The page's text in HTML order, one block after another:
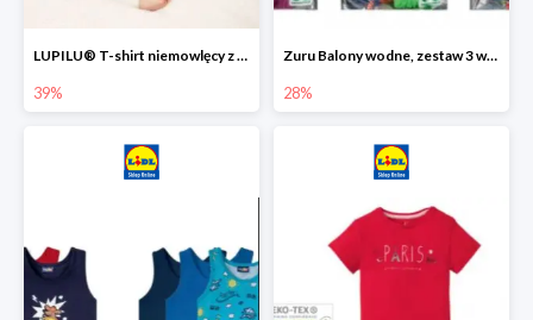
LUPILU® T-shirt niemowlęcy z biobawełny -39%
39%
Zuru Balony wodne, zestaw 3 wiązek -28%
28%